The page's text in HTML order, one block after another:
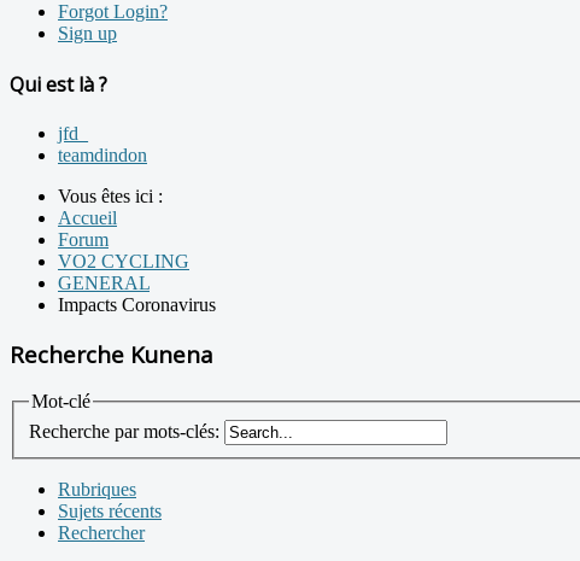
Forgot Login?
Sign up
Qui est là ?
jfd_
teamdindon
Vous êtes ici :
Accueil
Forum
VO2 CYCLING
GENERAL
Impacts Coronavirus
Recherche Kunena
Mot-clé
Recherche par mots-clés:
Rubriques
Sujets récents
Rechercher